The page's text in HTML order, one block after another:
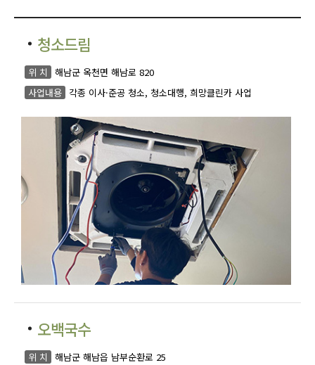
청소드림
위 치
해남군 옥천면 해남로 820
사업내용 각종 이사·준공 청소, 청소대행, 희망클린카 사업
오백국수
위 치
해남군 해남읍 남부순환로 25